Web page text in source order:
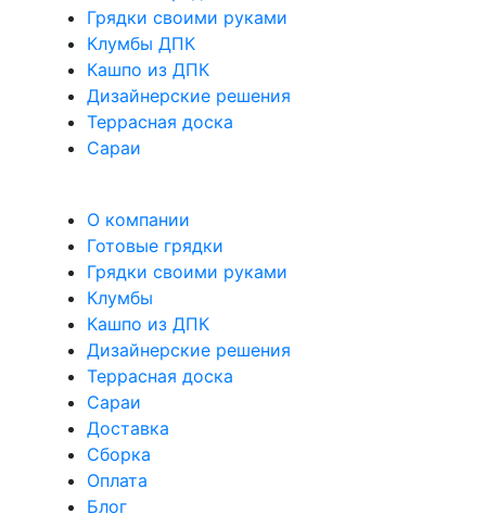
Грядки своими руками
Клумбы ДПК
Кашпо из ДПК
Дизайнерские решения
Террасная доска
Сараи
О компании
Готовые грядки
Грядки своими руками
Клумбы
Кашпо из ДПК
Дизайнерские решения
Террасная доска
Сараи
Доставка
Сборка
Оплата
Блог